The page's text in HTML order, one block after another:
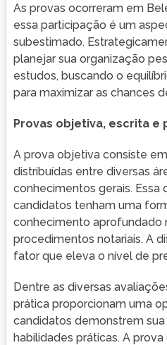
As provas ocorreram em
essa participação é um
subestimado.
planejar sua organização
estudos, buscando o
para maximizar as chances
Provas objetiva, escrita e
A prova objetiva consiste
distribuídas entre diversas
conhecimentos gerais. Essa
candidatos tenham uma
conhecimento aprofundado
procedimentos notariais. A
fator que eleva o nível de
Dentre as diversas
prática proporcionam uma
candidatos demonstrem
habilidades práticas. A